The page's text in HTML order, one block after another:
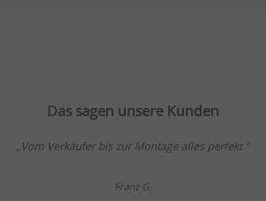
Das sagen unsere Kunden
Vom Verkäufer bis zur Montage alles perfekt.
Franz G.